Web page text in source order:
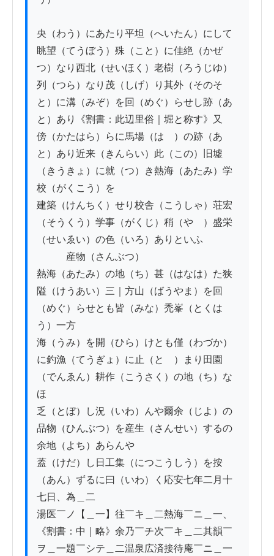
央（わう）にあたり平坦（へいたん）にして
眺望（てうぼう）殊（こと）に佳絶（かぜ
つ）なり西北（せいほく）老樹（ろうじゆ）
列（つら）なり茂（しげ）り其外（そのそ
と）に溝（みぞ）を回（めぐ）らせし跡（あ
と）あり《割書：此辺里俗｜堀と称す》又
傍（かたはら）らに馬場（はゝ）の跡（あ
と）あり近来（きんらい）此（この）旧墟
（きうきょ）に就（つ）き熱海（あたみ）学
校（がくこう）を
建築（けんちく）せり校舎（こうしゃ）荘宏
（そうくう）学事（がくじ）稍（やゝ）盛栄
（せいゑい）の色（いろ）ありといふ
産物（さんぶつ）
熱海（あたみ）の地（ち）甚（はなは）た狭
隘（けうあい）三｜方山（ばうやま）を回
（めぐ）らせとも皆（みな）禿峯（とくは
う）一方
海（うみ）を開（ひら）けとも僅（わづか）
に釣漁（てうぎょ）に止（とゞ）まり田園
（でんゑん）耕作（こうさく）の地（ち）な
ほ
乏（とぼ）し況（いわ）んや爾余（じよ）の
品物（ひんぶつ）を産生（さんせい）するの
余地（よち）あらんや
蓋（けだ）し日工集（につこうしう）を按
（あん）ずるに曰（いわ）く応安七年二月十
七日、為＿二
湯医￣ノ【＿一】往￣キ＿二熱海￣ニ＿一、
《割書：中｜略》余乃￣チ次￣キ＿二其韻￣
ヲ＿一題￣シテ＿二温泉広済接待庵￣ニ＿一